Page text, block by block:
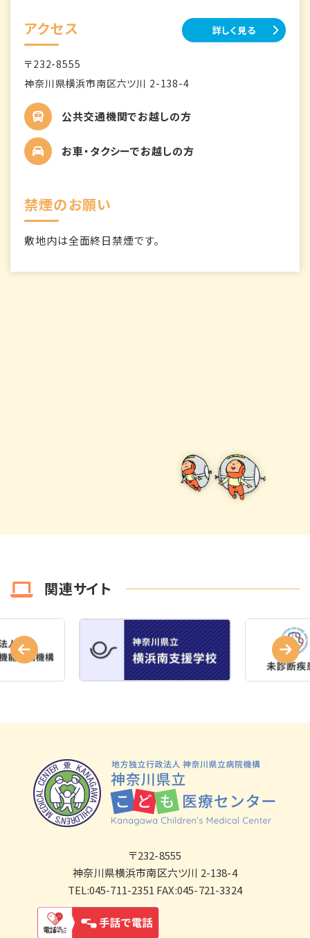
アクセス 詳しく見る
〒232-8555
神奈川県横浜市南区六ツ川 2-138-4
公共交通機関でお越しの方
お車・タクシーでお越しの方
禁煙のお願い
敷地内は全面終日禁煙です。
関連サイト
〒232-8555
神奈川県横浜市南区六ツ川 2-138-4
TEL:045-711-2351 FAX:045-721-3324